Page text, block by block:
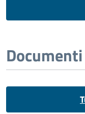
Documenti